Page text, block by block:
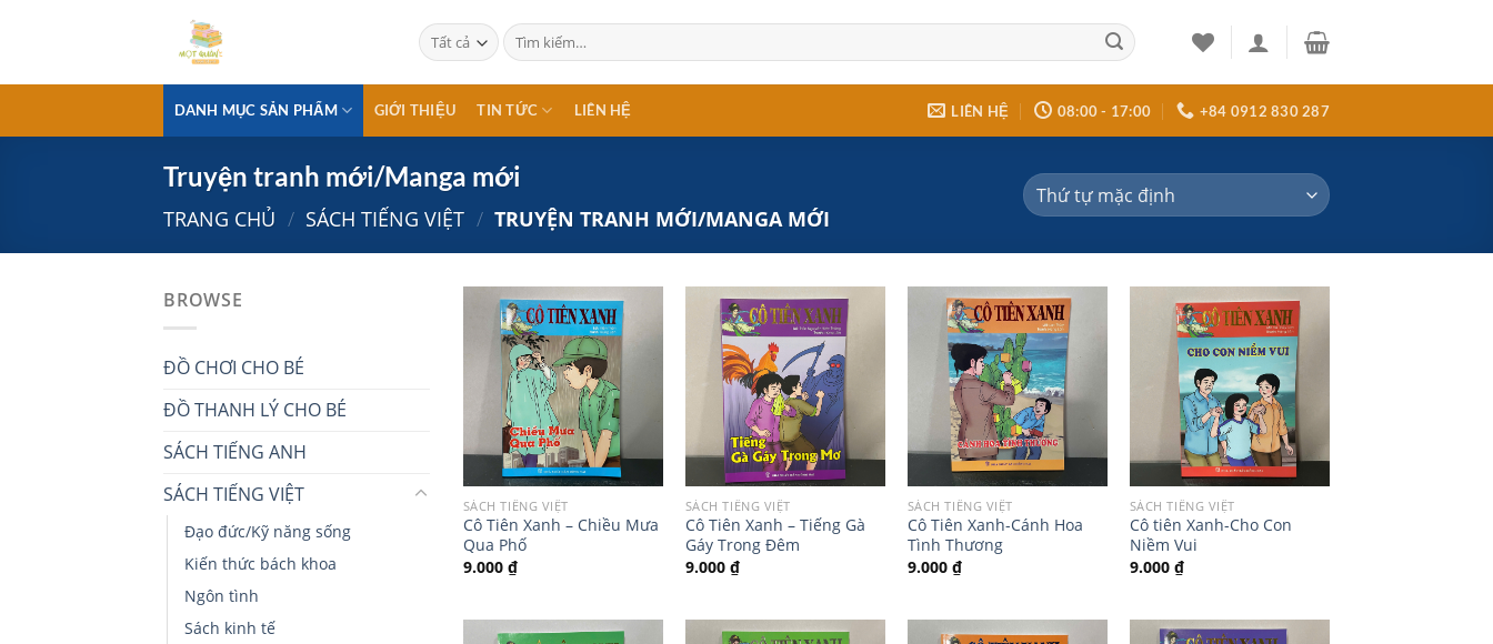
Tìm
kiếm:
DANH MỤC SẢN PHẨM GIỚI THIỆU TIN TỨC LIÊN HỆ LIÊN HỆ 08:00 - 17:00 +84 0912 830 287
Truyện tranh mới/Manga mới
TRANG CHỦ / SÁCH TIẾNG VIỆT / TRUYỆN TRANH MỚI/MANGA MỚI
BROWSE
ĐỒ CHƠI CHO BÉ
ĐỒ THANH LÝ CHO BÉ
SÁCH TIẾNG ANH
SÁCH TIẾNG VIỆT
Đạo đức/Kỹ năng sống
Kiến thức bách khoa
Ngôn tình
Sách kinh tế
SÁCH TIẾNG VIỆT
Cô Tiên Xanh – Chiều Mưa
Qua Phố
9.000 ₫
SÁCH TIẾNG VIỆT
Cô Tiên Xanh – Tiếng Gà
Gáy Trong Đêm
9.000 ₫
SÁCH TIẾNG VIỆT
Cô Tiên Xanh-Cánh Hoa
Tình Thương
9.000 ₫
SÁCH TIẾNG VIỆT
Cô tiên Xanh-Cho Con
Niềm Vui
9.000 ₫